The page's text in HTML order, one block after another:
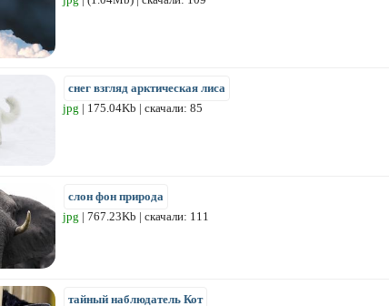
снег взгляд арктическая лиса
jpg | 175.04Kb | скачали: 85
слон фон природа
jpg | 767.23Kb | скачали: 111
тайный наблюдатель Кот